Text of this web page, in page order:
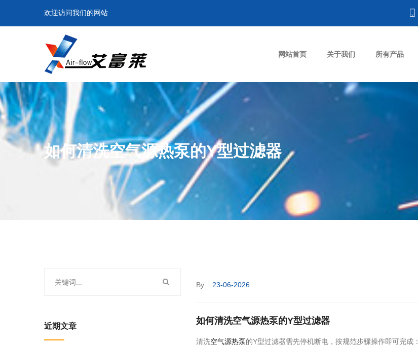
欢迎访问我们的网站
网站首页 关于我们 所有产品
如何清洗空气源热泵的Y型过滤器
By 23-06-2026
如何清洗空气源热泵的Y型过滤器
清洗空气源热泵的Y型过滤器需先停机断电，按规范步骤操作即可完成：
近期文章